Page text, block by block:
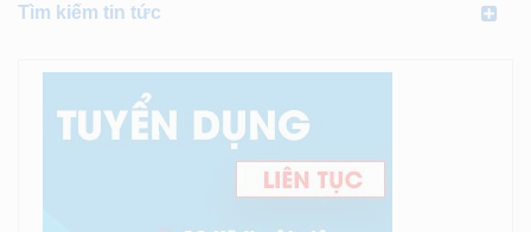
Tìm kiếm tin tức